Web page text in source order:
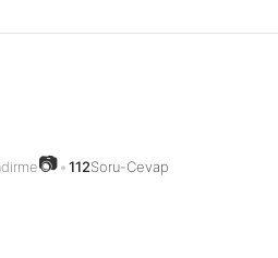
📷•112Soru-Cevap